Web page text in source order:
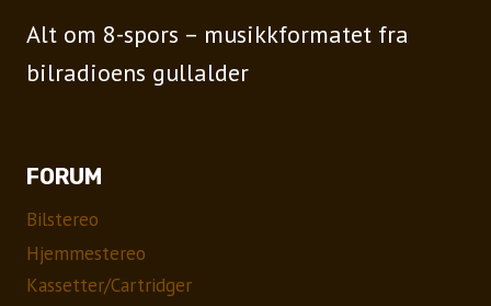
Alt om 8-spors – musikkformatet fra
bilradioens gullalder
FORUM
Bilstereo
Hjemmestereo
Kassetter/Cartridger